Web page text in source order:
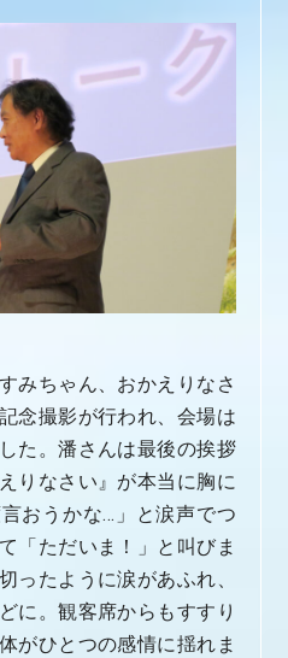
みちゃん、おかえりなさ
念撮影が行われ、会場は
た。潘さんは最後の挨拶
りなさい』が本当に胸に
おうかな…」と涙声でつ
「ただいま！」と叫びま
ったように涙があふれ、
に。観客席からもすすり
がひとつの感情に揺れま